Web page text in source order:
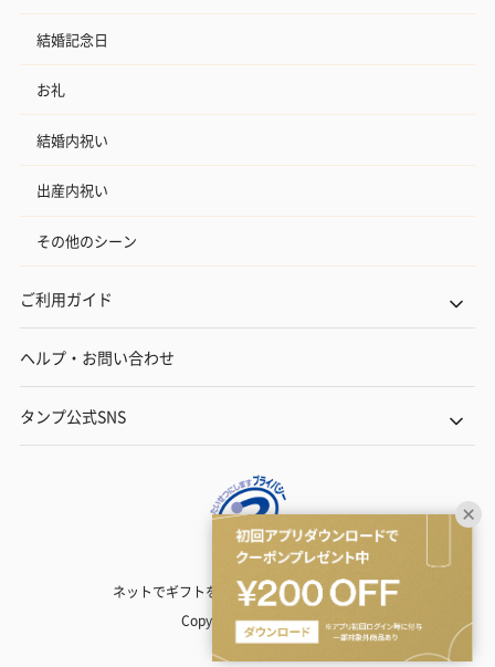
結婚記念日
お礼
結婚内祝い
出産内祝い
その他のシーン
ご利用ガイド
ヘルプ・お問い合わせ
タンプ公式SNS
ネットでギフトを贈るなら | TANP（タンプ）
Copyright© TANP Inc.